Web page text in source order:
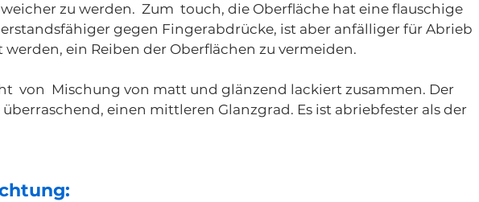
zu werden. Zum touch, die Oberfläche hat eine flauschige
gegen Fingerabdrücke, ist aber anfälliger für Abrieb
ein Reiben der Oberflächen zu vermeiden.
von Mischung von matt und glänzend lackiert zusammen. Der
einen mittleren Glanzgrad. Es ist abriebfester als der